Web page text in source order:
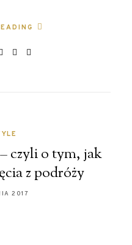
czyli o tym, jak
z podróży
2017